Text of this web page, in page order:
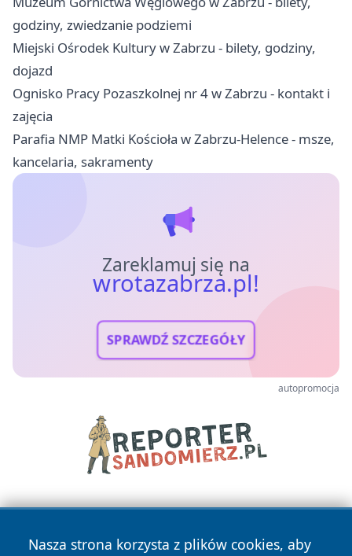
godziny, zwiedzanie podziemi
Miejski Ośrodek Kultury w Zabrzu - bilety, godziny,
dojazd
Ognisko Pracy Pozaszkolnej nr 4 w Zabrzu - kontakt i
zajęcia
Parafia NMP Matki Kościoła w Zabrzu-Helence - msze,
kancelaria, sakramenty
Zareklamuj się na
wrotazabrza.pl!
SPRAWDŹ SZCZEGÓŁY
autopromocja
Nasza strona korzysta z plików cookies, aby